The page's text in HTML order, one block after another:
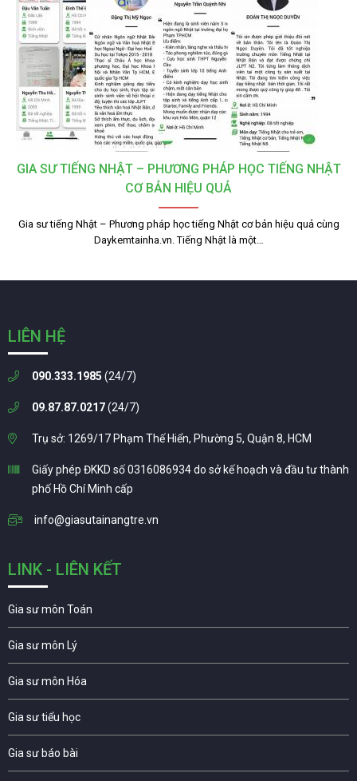
GIA SƯ TIẾNG NHẬT – PHƯƠNG PHÁP HỌC TIẾNG NHẬT
CƠ BẢN HIỆU QUẢ
Gia sư tiếng Nhật – Phương pháp học tiếng Nhật cơ bản hiệu quả cùng
Daykemtainha.vn. Tiếng Nhật là một…
LIÊN HỆ
090.333.1985 (24/7)
09.87.87.0217(24/7)
Trụ sở: 1269/17 Phạm Thế Hiển, Phường 5, Quận 8, HCM
Giấy phép ĐKKD số 0316086934 do sở kế hoạch và đầu tư thành
phố Hồ Chí Minh cấp
info@giasutainangtre.vn
LINK - LIÊN KẾT
Gia sư môn Toán
Gia sư môn Lý
Gia sư môn Hóa
Gia sư tiểu học
Gia sư báo bài